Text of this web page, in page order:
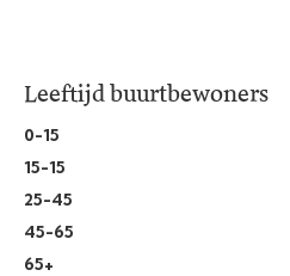
Leeftijd buurtbewoners
0-15
15-15
25-45
45-65
65+